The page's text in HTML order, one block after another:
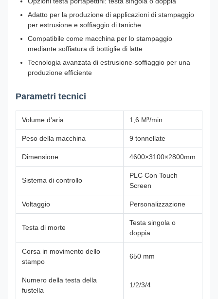
Adatto per la produzione di applicazioni di stampaggio
per estrusione e soffiaggio di taniche
Compatibile come macchina per lo stampaggio
mediante soffiatura di bottiglie di latte
Tecnologia avanzata di estrusione-soffiaggio per una
produzione efficiente
Parametri tecnici
Volume d'aria 1,6 M³/min
Peso della macchina 9 tonnellate
Dimensione 4600×3100×2800mm
Sistema di controllo
PLC Con Touch
Screen
Voltaggio Personalizzazione
Testa di morte
Testa singola o
doppia
Corsa in movimento dello
stampo
650 mm
Numero della testa della
fustella
1/2/3/4